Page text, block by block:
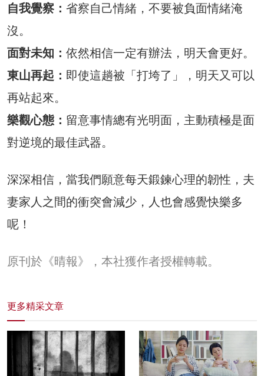
自我覺察： 省察自己情緒，不要被負面情緒淹
沒。
面對未知： 依然相信一定有辦法，明天會更好。
東山再起： 即使這趟被「打垮了」，明天又可以
再站起來。
樂觀心態： 留意事情總有光明面，主動積極是面
對逆境的最佳武器。
深深相信，當我們願意每天鍛鍊心理的韌性，夫
妻家人之間的衝突會減少，人也會感覺快樂多
呢！
原刊於《晴報》，本社獲作者授權轉載。
更多精采文章